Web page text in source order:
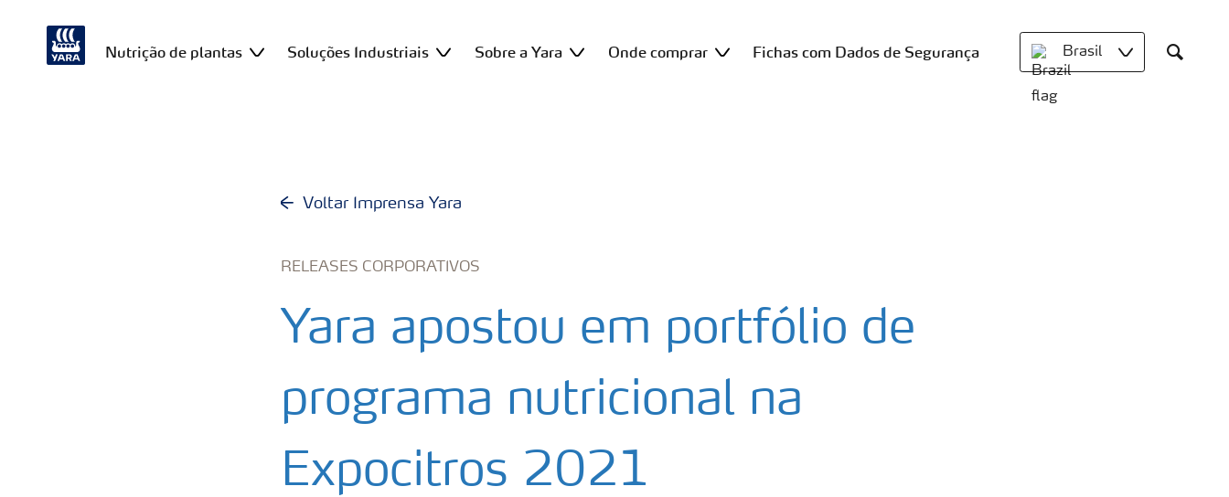
Nutrição de plantas Soluções Industriais Sobre a Yara Onde comprar Fichas com Dados de Segurança Brasil
Search
Voltar Imprensa Yara
RELEASES CORPORATIVOS
Yara apostou em portfólio de
programa nutricional na
Expocitros 2021